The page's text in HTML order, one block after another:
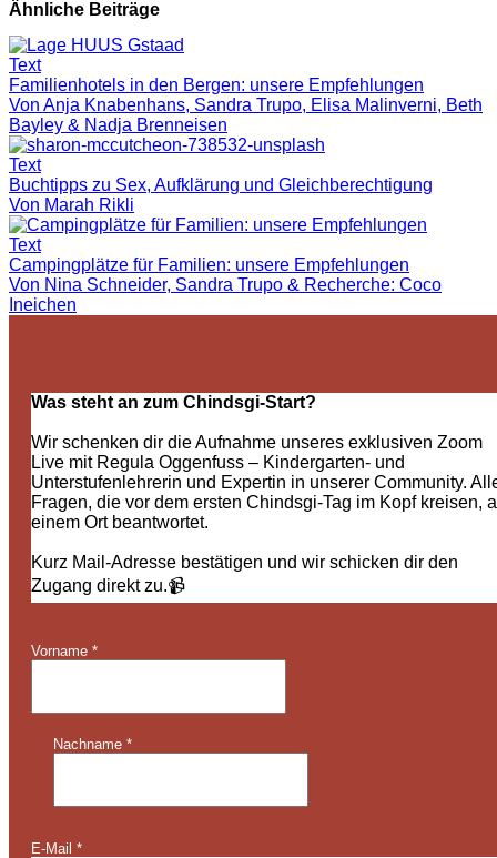
Ähnliche Beiträge
Text
Familienhotels in den Bergen: unsere Empfehlungen
Von Anja Knabenhans, Sandra Trupo, Elisa Malinverni, Beth
Bayley & Nadja Brenneisen
Text
Buchtipps zu Sex, Aufklärung und Gleichberechtigung
Von Marah Rikli
Text
Campingplätze für Familien: unsere Empfehlungen
Von Nina Schneider, Sandra Trupo & Recherche: Coco
Ineichen
Was steht an zum Chindsgi-Start?
Wir schenken dir die Aufnahme unseres exklusiven Zoom
Live mit Regula Oggenfuss – Kindergarten- und
Unterstufenlehrerin und Expertin in unserer Community.
Fragen, die vor dem ersten Chindsgi-Tag im Kopf kreisen,
einem Ort beantwortet.
Kurz Mail-Adresse bestätigen und wir schicken dir den
Zugang direkt zu.📹
Vorname *
Nachname *
E-Mail *